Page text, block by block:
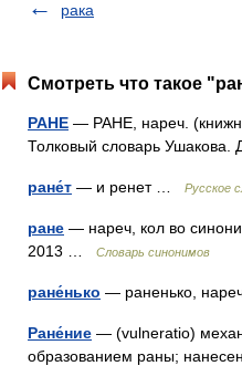
рака
Смотреть что такое
РАНЕ — РАНЕ, нареч.
Толковый словарь
ране́т — и ренет … Русское
ране — нареч, кол во
2013 …
Словарь синонимов
ране́нько — раненько,
Ране́ние — (vulneratio)
образованием раны;